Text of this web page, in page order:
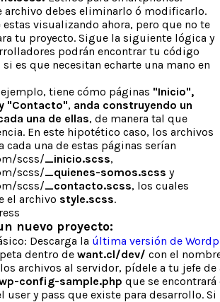
archivo debes eliminarlo ó modificarlo.
estas visualizando ahora, pero que no te
tu proyecto. Sigue la siguiente lógica y
podrán encontrar tu código
es que necesitan echarte una mano en
tiene cómo páginas "Inicio",
"Contacto", anda construyendo un
una de ellas, de manera tal que
En este hipotético caso, los archivos
cada una de estas páginas serían
scss/_inicio.scss,
scss/_quienes-somos.scss y
scss/_contacto.scss, los cuales
el archivo style.scss.
nuevo proyecto:
Descarga la última versión de
dentro de want.cl/dev/ con el
archivos al servidor, pídele a tu jefe de
config-sample.php que se
user y pass que existe para desarrollo.